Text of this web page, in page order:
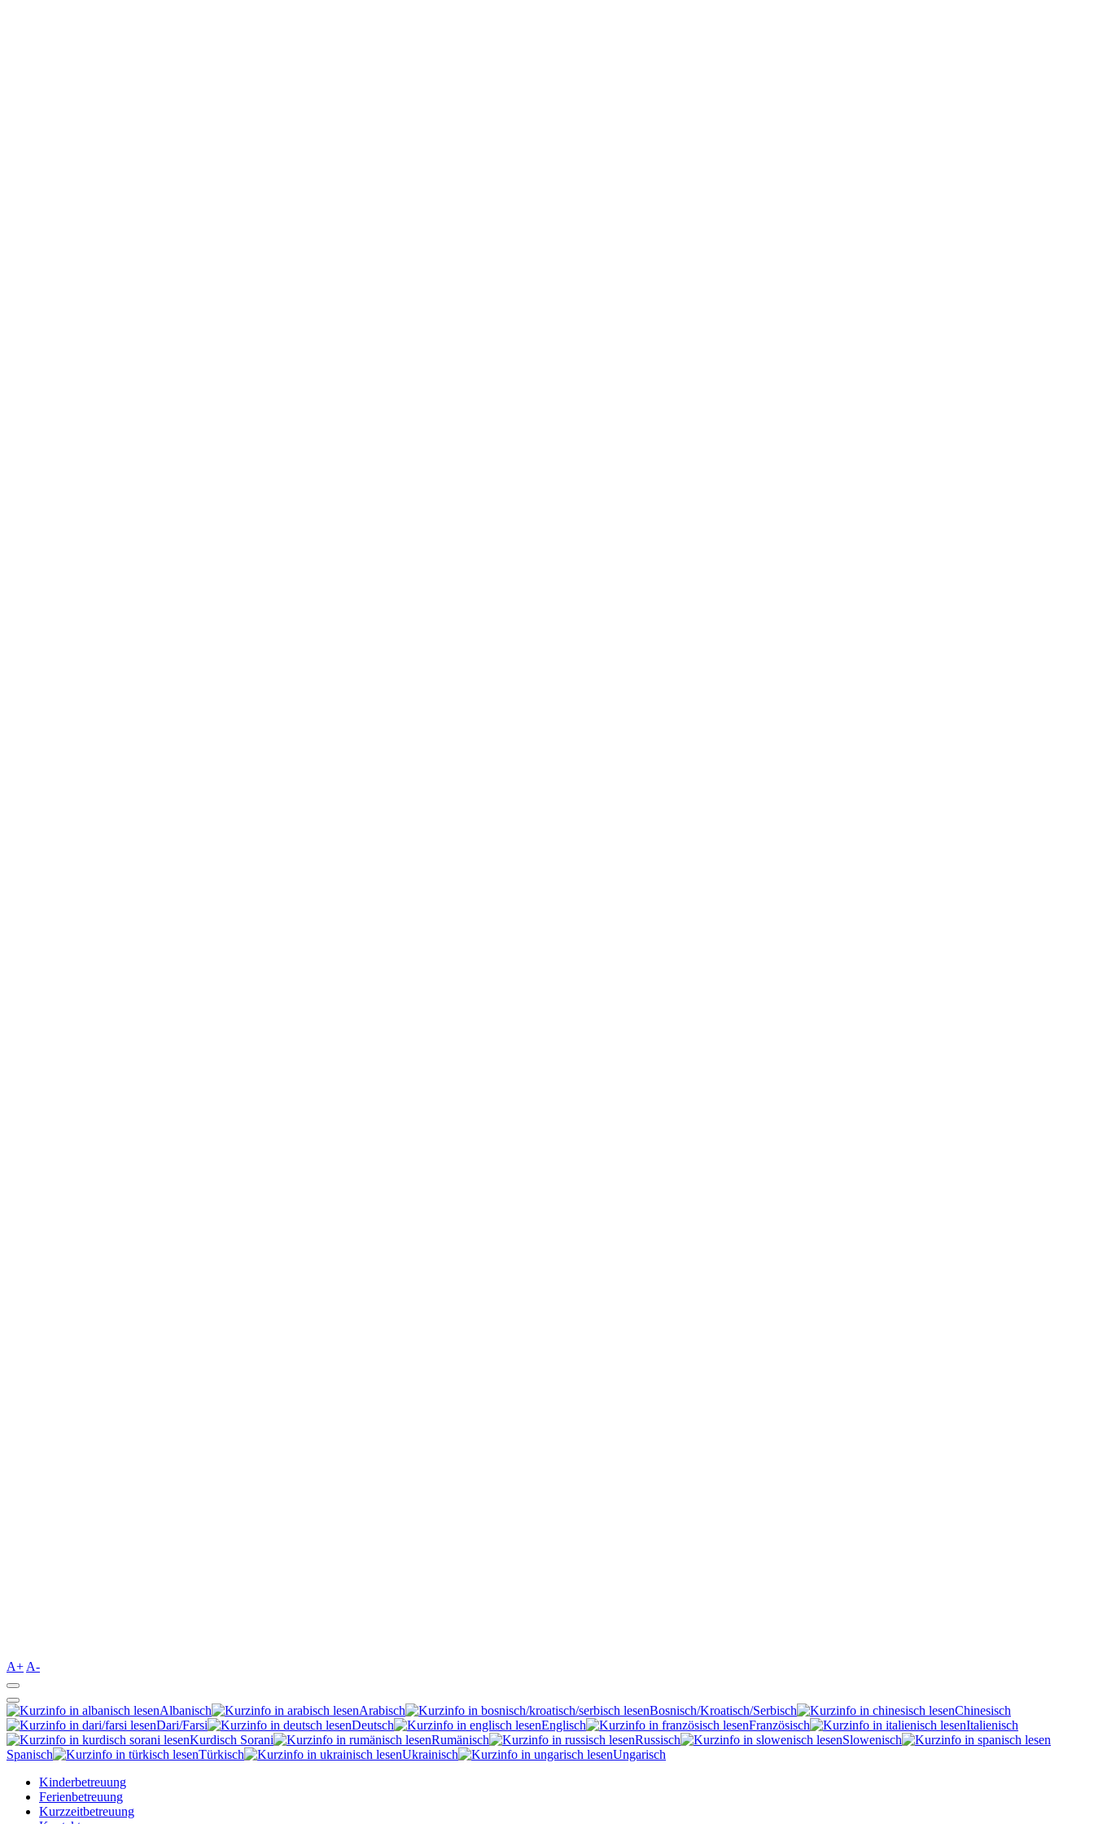
A+ A-
Albanisch Arabisch Bosnisch/Kroatisch/Serbisch
Chinesisch
Dari/Farsi
Deutsch Englisch Französisch
Italienisch
Kurdisch Sorani‎
Rumänisch Russisch
Slowenisch
Spanisch
Türkisch Ukrainisch
Ungarisch
Kinderbetreuung
Ferienbetreuung
Kurzzeitbetreuung